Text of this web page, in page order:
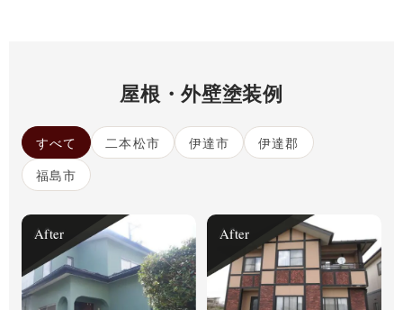
屋根・外壁塗装例
すべて 二本松市 伊達市 伊達郡
福島市
After After